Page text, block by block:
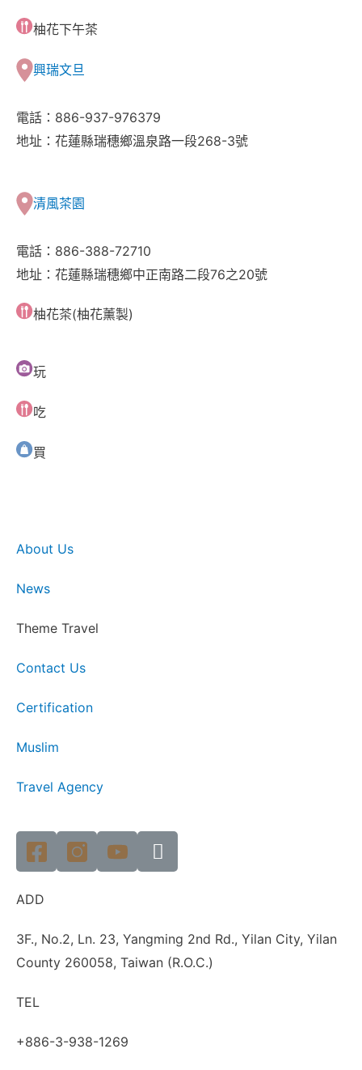
柚花下午茶
興瑞文旦
電話：886-937-976379
地址：花蓮縣瑞穗鄉溫泉路一段268-3號
清風茶園
電話：886-388-72710
地址：花蓮縣瑞穗鄉中正南路二段76之20號
柚花茶(柚花薰製)
玩
吃
買
About Us
News
Theme Travel
Contact Us
Certification
Muslim
Travel Agency
ADD
3F., No.2, Ln. 23, Yangming 2nd Rd., Yilan City, Yilan
County 260058, Taiwan (R.O.C.)
TEL
+886-3-938-1269